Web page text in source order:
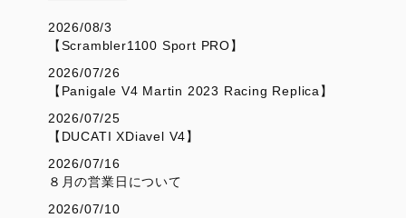
2026/08/3
【Scrambler1100 Sport PRO】
2026/07/26
【Panigale V4 Martin 2023 Racing Replica】
2026/07/25
【DUCATI XDiavel V4】
2026/07/16
８月の営業日について
2026/07/10